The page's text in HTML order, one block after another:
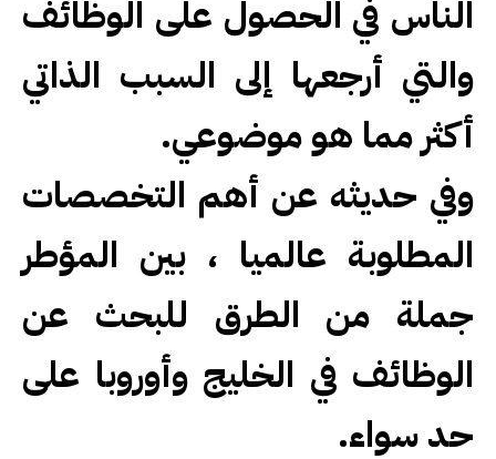
الناس في الحصول على الوظائف
والتي أرجعها إلى السبب الذاتي
أكثر مما هو موضوعي.
وفي حديثه عن أهم التخصصات
المطلوبة عالميا ، بين المؤطر
جملة من الطرق للبحث عن
الوظائف في الخليج وأوروبا على
حد سواء.